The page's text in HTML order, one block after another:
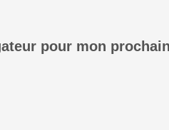
pour mon prochain